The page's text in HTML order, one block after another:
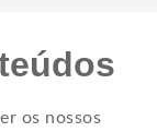
os nossos